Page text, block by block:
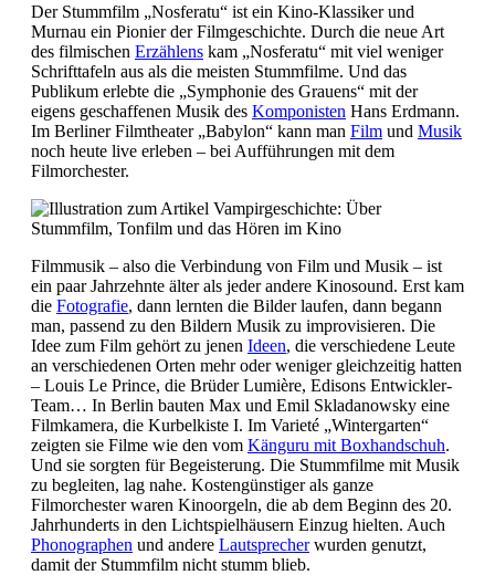
Der Stummfilm „Nosferatu“ ist ein Kino-Klassiker und
Murnau ein Pionier der Filmgeschichte. Durch die neue Art
des filmischen Erzählens kam „Nosferatu“ mit viel weniger
Schrifttafeln aus als die meisten Stummfilme. Und das
Publikum erlebte die „Symphonie des Grauens“ mit der
eigens geschaffenen Musik des Komponisten Hans Erdmann.
Im Berliner Filmtheater „Babylon“ kann man Film und Musik
noch heute live erleben – bei Aufführungen mit dem
Filmorchester.
Filmmusik – also die Verbindung von Film und Musik – ist
ein paar Jahrzehnte älter als jeder andere Kinosound. Erst kam
die Fotografie, dann lernten die Bilder laufen, dann begann
man, passend zu den Bildern Musik zu improvisieren. Die
Idee zum Film gehört zu jenen Ideen, die verschiedene Leute
an verschiedenen Orten mehr oder weniger gleichzeitig hatten
– Louis Le Prince, die Brüder Lumière, Edisons Entwickler-
Team… In Berlin bauten Max und Emil Skladanowsky eine
Filmkamera, die Kurbelkiste I. Im Varieté „Wintergarten“
zeigten sie Filme wie den vom Känguru mit Boxhandschuh.
Und sie sorgten für Begeisterung. Die Stummfilme mit Musik
zu begleiten, lag nahe. Kostengünstiger als ganze
Filmorchester waren Kinoorgeln, die ab dem Beginn des 20.
Jahrhunderts in den Lichtspielhäusern Einzug hielten. Auch
Phonographen und andere Lautsprecherwurden genutzt,
damit der Stummfilm nicht stumm blieb.